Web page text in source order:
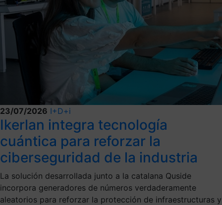
23/07/2026 I+D+i
Ikerlan integra tecnología
cuántica para reforzar la
ciberseguridad de la industria
La solución desarrollada junto a la catalana Quside
incorpora generadores de números verdaderamente
aleatorios para reforzar la protección de infraestructuras y